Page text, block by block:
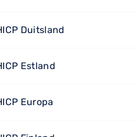
Duitsland
Estland
Europa